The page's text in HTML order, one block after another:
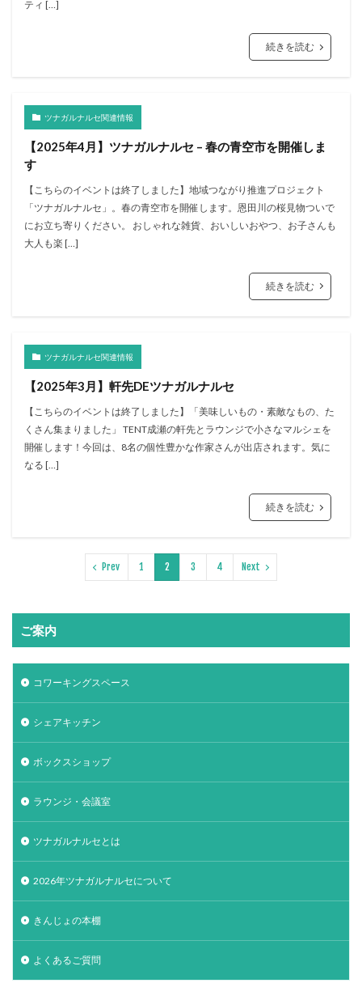
ティ […]
続きを読む
ツナガルナルセ関連情報
【2025年4月】ツナガルナルセ – 春の青空市を開催しま
す
【こちらのイベントは終了しました】地域つながり推進プロジェクト
「ツナガルナルセ」。春の青空市を開催します。恩田川の桜見物ついで
にお立ち寄りください。 おしゃれな雑貨、おいしいおやつ、お子さんも
大人も楽 […]
続きを読む
ツナガルナルセ関連情報
【2025年3月】軒先DEツナガルナルセ
【こちらのイベントは終了しました】「美味しいもの・素敵なもの、た
くさん集まりました」 TENT成瀬の軒先とラウンジで小さなマルシェを
開催します！今回は、8名の個性豊かな作家さんが出店されます。気に
なる […]
続きを読む
Prev 1 2 3 4 Next
ご案内
コワーキングスペース
シェアキッチン
ボックスショップ
ラウンジ・会議室
ツナガルナルセとは
2026年ツナガルナルセについて
きんじょの本棚
よくあるご質問